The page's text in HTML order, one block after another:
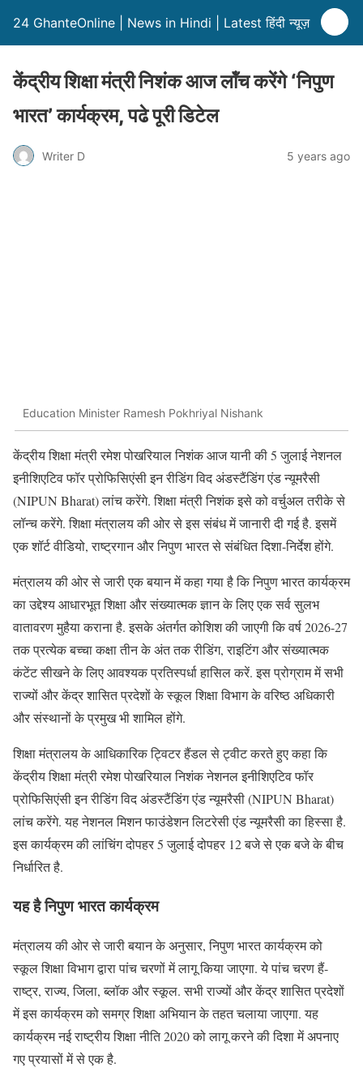
24 GhanteOnline | News in Hindi | Latest हिंदी न्यूज़
केंद्रीय शिक्षा मंत्री निशंक आज लॉंच करेंगे ‘निपुण
भारत’ कार्यक्रम, पढे पूरी डिटेल
Writer D 5 years ago
Education Minister Ramesh Pokhriyal Nishank
केंद्रीय शिक्षा मंत्री रमेश पोखरियाल निशंक आज यानी की 5 जुलाई नेशनल
इनीशिएटिव फॉर प्रोफिसिएंसी इन रीडिंग विद अंडस्टैंडिंग एंड न्यूमरैसी
(NIPUN Bharat) लांच करेंगे. शिक्षा मंत्री निशंक इसे को वर्चुअल तरीके से
लॉन्च करेंगे. शिक्षा मंत्रालय की ओर से इस संबंध में जानारी दी गई है. इसमें
एक शॉर्ट वीडियो, राष्ट्रगान और निपुण भारत से संबंधित दिशा-निर्देश होंगे.
मंत्रालय की ओर से जारी एक बयान में कहा गया है कि निपुण भारत कार्यक्रम
का उद्देश्य आधारभूत शिक्षा और संख्यात्मक ज्ञान के लिए एक सर्व सुलभ
वातावरण मुहैया कराना है. इसके अंतर्गत कोशिश की जाएगी कि वर्ष 2026-27
तक प्रत्येक बच्चा कक्षा तीन के अंत तक रीडिंग, राइटिंग और संख्यात्मक
कंटेंट सीखने के लिए आवश्यक प्रतिस्पर्धा हासिल करें. इस प्रोग्राम में सभी
राज्यों और केंद्र शासित प्रदेशों के स्कूल शिक्षा विभाग के वरिष्ठ अधिकारी
और संस्थानों के प्रमुख भी शामिल होंगे.
शिक्षा मंत्रालय के आधिकारिक ट्विटर हैंडल से ट्वीट करते हुए कहा कि
केंद्रीय शिक्षा मंत्री रमेश पोखरियाल निशंक नेशनल इनीशिएटिव फॉर
प्रोफिसिएंसी इन रीडिंग विद अंडस्टैंडिंग एंड न्यूमरैसी (NIPUN Bharat)
लांच करेंगे. यह नेशनल मिशन फाउंडेशन लिटरेसी एंड न्यूमरैसी का हिस्सा है.
इस कार्यक्रम की लांचिंग दोपहर 5 जुलाई दोपहर 12 बजे से एक बजे के बीच
निर्धारित है.
यह है निपुण भारत कार्यक्रम
मंत्रालय की ओर से जारी बयान के अनुसार, निपुण भारत कार्यक्रम को
स्कूल शिक्षा विभाग द्वारा पांच चरणों में लागू किया जाएगा. ये पांच चरण हैं-
राष्ट्र, राज्य, जिला, ब्लॉक और स्कूल. सभी राज्यों और केंद्र शासित प्रदेशों
में इस कार्यक्रम को समग्र शिक्षा अभियान के तहत चलाया जाएगा. यह
कार्यक्रम नई राष्ट्रीय शिक्षा नीति 2020 को लागू करने की दिशा में अपनाए
गए प्रयासों में से एक है.